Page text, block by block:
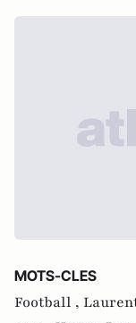
MOTS-CLES
Football ,